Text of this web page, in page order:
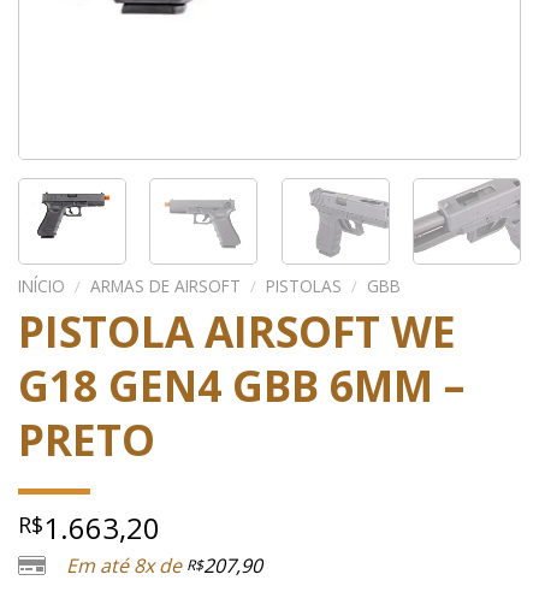
INÍCIO / ARMAS DE AIRSOFT / PISTOLAS / GBB
PISTOLA AIRSOFT WE
G18 GEN4 GBB 6MM –
PRETO
R$1.663,20
Em até 8x de R$207,90